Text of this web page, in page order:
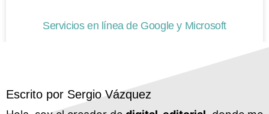
Servicios en línea de Google y Microsoft
Escrito por Sergio Vázquez